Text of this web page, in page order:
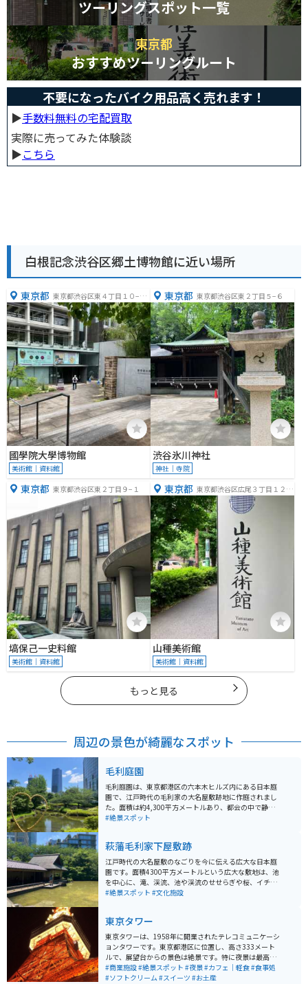
ツーリングスポット一覧
東京都
おすすめツーリングルート
不要になったバイク用品高く売れます！
▶︎手数料無料の宅配買取
実際に売ってみた体験談
▶︎こちら
白根記念渋谷区郷土博物館に近い場所
東京都 東京都渋谷区東４丁目１０−２
８
國學院大學博物館
美術館｜資料館
東京都 東京都渋谷区東２丁目５−６
渋谷氷川神社
神社｜寺院
東京都 東京都渋谷区東２丁目９−１
塙保己一史料館
美術館｜資料館
東京都 東京都渋谷区広尾３丁目１２
−３６
山種美術館
美術館｜資料館
もっと見る
周辺の景色が綺麗なスポット
毛利庭園
毛利庭園は、東京都港区の六本木ヒルズ内にある日本庭
園で、江戸時代の毛利家の大名屋敷跡地に作庭されまし
た。面積は約4,300平方メートルあり、都会の中で静か
に自然を楽しめるスポットとして人気です。庭園内に
には桜、秋には紅葉が見事で、特に桜の季節には多くの
観光客が訪れます。夜にはライトアップされ、幻想的な
雰囲気が漂います。 また、毛利庭園は周囲の商業施設と
融合しており、庭園散策の後には六本木ヒルズ内のショ
ッピングやレストランを楽しむこともできます。庭園は
と便利な立地にあります。
#絶景スポット
萩藩毛利家下屋敷跡
江戸時代の大名屋敷のなごりを今に伝える広大な日本庭
園です。面積4300平方メートルという広大な敷地は、池
を中心に、滝、渓流、池や渓流のせせらぎや桜、イチョ
ウといった木々が配置され、春には桜、秋には紅葉と、
には、江戸時代の石垣の一部が残っており、歴史的な雰
囲気を感じることができます。
#絶景スポット #文化施設
東京タワー
東京タワーは、1958年に開業されたテレコミュニケーシ
ョンタワーです。東京都港区に位置し、高さ333メート
ルで、展望台からの景色は絶景です。特に夜景は最高で
す。近くにはカフェや軽食のできる場所もあり、一日中
楽しめます。
#商業施設#絶景スポット #夜景#カフェ｜軽食#食事処
#ソフトクリーム#スイーツ #お土産